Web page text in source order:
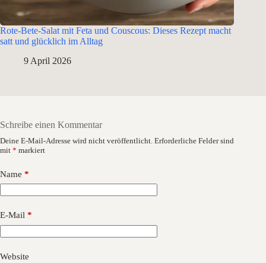
Rote-Bete-Salat mit Feta und Couscous: Dieses Rezept macht
satt und glücklich im Alltag
9 April 2026
Schreibe einen Kommentar
Deine E-Mail-Adresse wird nicht veröffentlicht. Erforderliche Felder sind
mit * markiert
Name *
E-Mail *
Website